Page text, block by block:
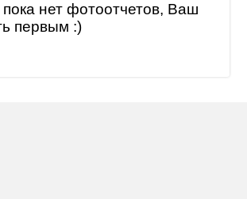
нет фотоотчетов, Ваш
первым :)